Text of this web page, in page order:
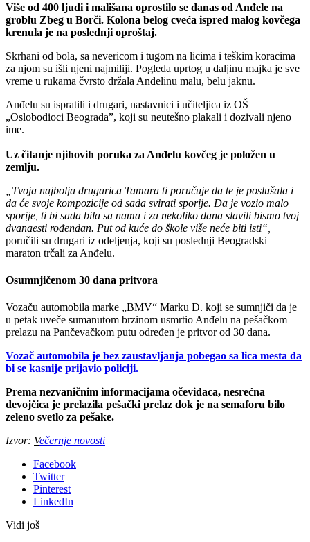
Više od 400 ljudi i mališana oprostilo se danas od Anđele na
groblu Zbeg u Borči. Kolona belog cveća ispred malog kovčega
krenula je na poslednji oproštaj.
Skrhani od bola, sa nevericom i tugom na licima i teškim koracima
za njom su išli njeni najmiliji. Pogleda uprtog u daljinu majka je sve
vreme u rukama čvrsto držala Anđelinu malu, belu jaknu.
Anđelu su ispratili i drugari, nastavnici i učiteljica iz OŠ
„Oslobodioci Beograda”, koji su neutešno plakali i dozivali njeno
ime.
Uz čitanje njihovih poruka za Anđelu kovčeg je položen u
zemlju.
„Tvoja najbolja drugarica Tamara ti poručuje da te je poslušala i
da će svoje kompozicije od sada svirati sporije. Da je vozio malo
sporije, ti bi sada bila sa nama i za nekoliko dana slavili bismo tvoj
dvanaesti rođendan. Put od kuće do škole više neće biti isti“,
poručili su drugari iz odeljenja, koji su poslednji Beogradski
maraton trčali za Anđelu.
Osumnjičenom 30 dana pritvora
Vozaču automobila marke „BMV“ Marku Đ. koji se sumnjiči da je
u petak uveče sumanutom brzinom usmrtio Anđelu na pešačkom
prelazu na Pančevačkom putu određen je pritvor od 30 dana.
Vozač automobila je bez zaustavljanja pobegao sa lica mesta da
bi se kasnije prijavio policiji.
Prema nezvaničnim informacijama očevidaca, nesrećna
devojčica je prelazila pešački prelaz dok je na semaforu bilo
zeleno svetlo za pešake.
Izvor: Večernje novosti
Facebook
Twitter
Pinterest
LinkedIn
Vidi još